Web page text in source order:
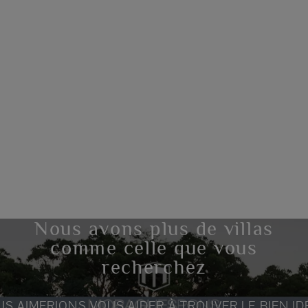
Nous avons plus de villas
comme celle que vous
recherchez